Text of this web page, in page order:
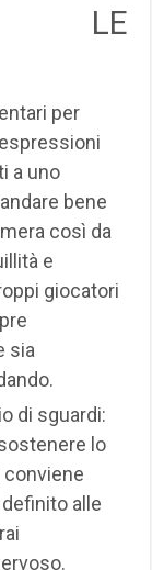
LE
per
a uno
bene
così da
e
giocatori
sia
di sguardi:
lo
conviene
alle